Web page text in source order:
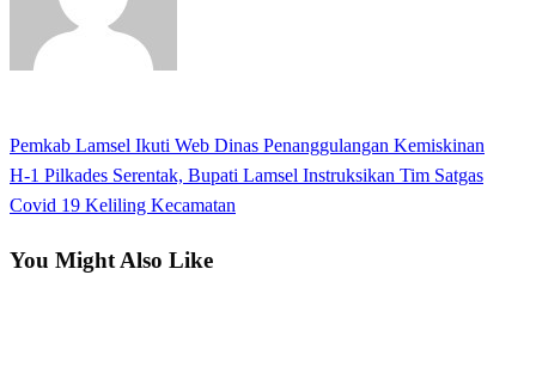
Navigasi
pos
Previous
Post
Pemkab Lamsel Ikuti Web Dinas Penanggulangan Kemiskinan
Next
Post
H-1 Pilkades Serentak, Bupati Lamsel Instruksikan Tim Satgas
Covid 19 Keliling Kecamatan
You Might Also Like